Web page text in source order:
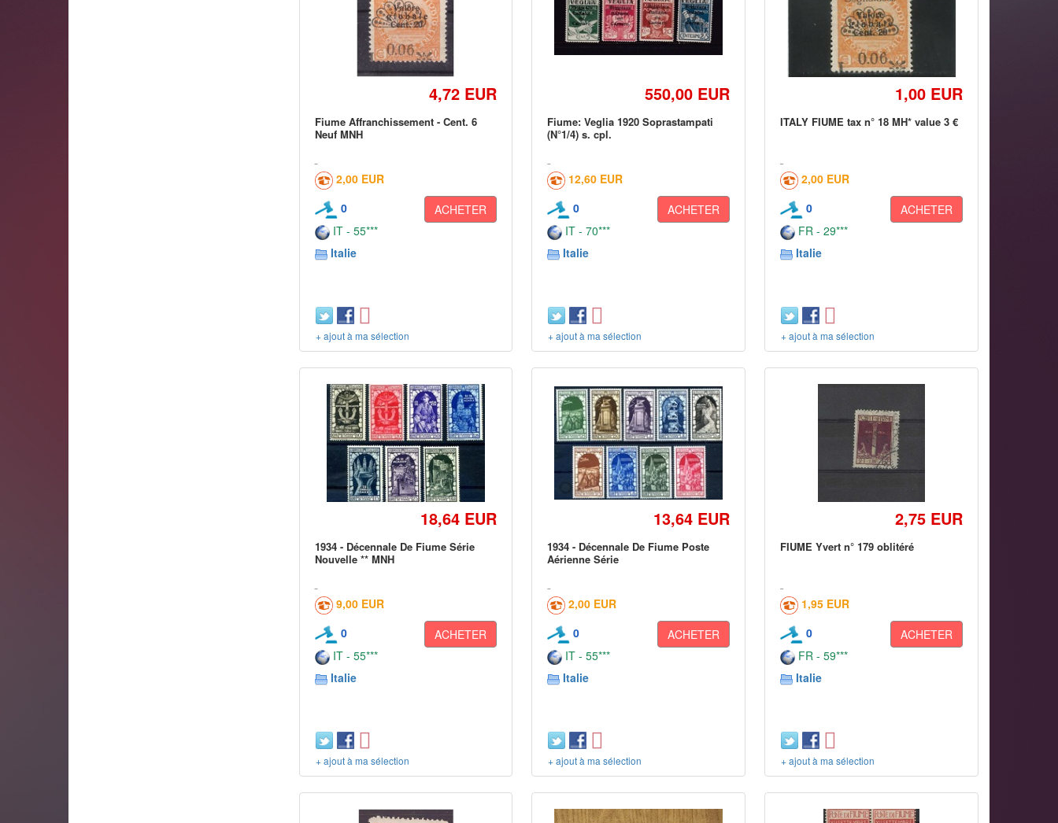
4,72 EUR
Fiume Affranchissement - Cent. 6
Neuf MNH
2,00 EUR
0
ACHETER
IT - 55***
Italie
+ ajout à ma sélection
550,00 EUR
Fiume: Veglia 1920 Soprastampati
(N°1/4) s. cpl.
12,60 EUR
0
ACHETER
IT - 70***
Italie
+ ajout à ma sélection
1,00 EUR
ITALY FIUME tax n° 18 MH* value 3 €
2,00 EUR
0
ACHETER
FR - 29***
Italie
+ ajout à ma sélection
18,64 EUR
1934 - Décennale De Fiume Série
Nouvelle ** MNH
9,00 EUR
0
ACHETER
IT - 55***
Italie
+ ajout à ma sélection
13,64 EUR
1934 - Décennale De Fiume Poste
Aérienne Série
2,00 EUR
0
ACHETER
IT - 55***
Italie
+ ajout à ma sélection
2,75 EUR
FIUME Yvert n° 179 oblitéré
1,95 EUR
0
ACHETER
FR - 59***
Italie
+ ajout à ma sélection